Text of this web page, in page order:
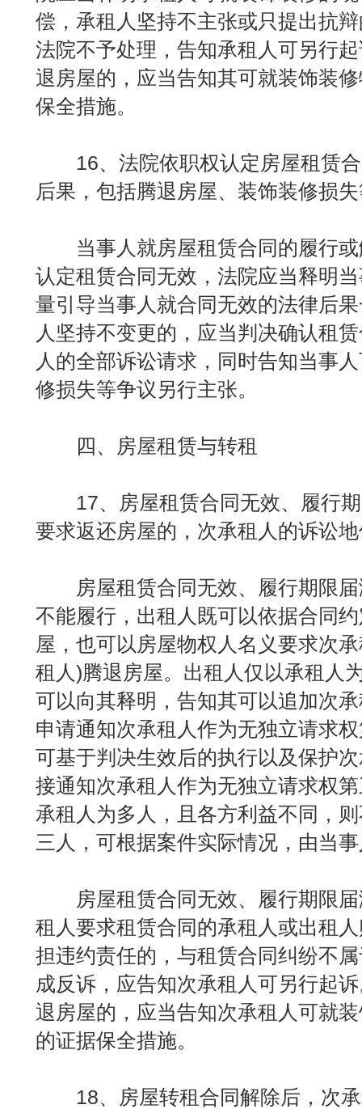
偿，承租人坚持不主张或只提出抗
法院不予处理，告知承租人可另行
退房屋的，应当告知其可就装饰装
保全措施。
16、法院依职权认定房屋租赁合
后果，包括腾退房屋、装饰装修损
当事人就房屋租赁合同的履行或
认定租赁合同无效，法院应当释明
量引导当事人就合同无效的法律后
人坚持不变更的，应当判决确认租
人的全部诉讼请求，同时告知当事
修损失等争议另行主张。
四、房屋租赁与转租
17、房屋租赁合同无效、履行期
要求返还房屋的，次承租人的诉讼
房屋租赁合同无效、履行期限届
不能履行，出租人既可以依据合同
屋，也可以房屋物权人名义要求次
租人)腾退房屋。出租人仅以承租人
可以向其释明，告知其可以追加次
申请通知次承租人作为无独立请求
可基于判决生效后的执行以及保护
接通知次承租人作为无独立请求权
承租人为多人，且各方利益不同，
三人，可根据案件实际情况，由当
房屋租赁合同无效、履行期限届
租人要求租赁合同的承租人或出租
担违约责任的，与租赁合同纠纷不
成反诉，应告知次承租人可另行起
退房屋的，应当告知次承租人可就
的证据保全措施。
18、房屋转租合同解除后，次承